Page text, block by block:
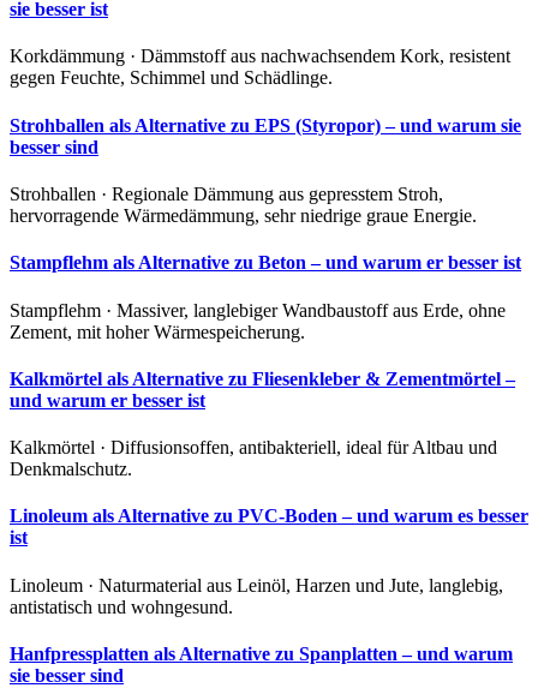
sie besser ist
Korkdämmung · Dämmstoff aus nachwachsendem Kork, resistent
gegen Feuchte, Schimmel und Schädlinge.
Strohballen als Alternative zu EPS (Styropor) – und warum sie
besser sind
Strohballen · Regionale Dämmung aus gepresstem Stroh,
hervorragende Wärmedämmung, sehr niedrige graue Energie.
Stampflehm als Alternative zu Beton – und warum er besser ist
Stampflehm · Massiver, langlebiger Wandbaustoff aus Erde, ohne
Zement, mit hoher Wärmespeicherung.
Kalkmörtel als Alternative zu Fliesenkleber & Zementmörtel –
und warum er besser ist
Kalkmörtel · Diffusionsoffen, antibakteriell, ideal für Altbau und
Denkmalschutz.
Linoleum als Alternative zu PVC-Boden – und warum es besser
ist
Linoleum · Naturmaterial aus Leinöl, Harzen und Jute, langlebig,
antistatisch und wohngesund.
Hanfpressplatten als Alternative zu Spanplatten – und warum
sie besser sind